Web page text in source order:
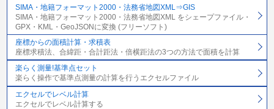
SIMA・地籍フォーマット2000・法務省地図XML⇒GIS
SIMA・地籍フォーマット2000・法務省地図XML をシェープファイル・
GPX・KML・GeoJSONに変換 (フリーソフト)
座標からの面積計算・求積表
座標求積法、合緯距・合計距法・倍横距法の3つの方法で面積を計算
楽らく測量!基準点セット
楽らく操作で基準点測量の計算を行うエクセルファイル
エクセルでレベル計算
エクセルでレベル計算する